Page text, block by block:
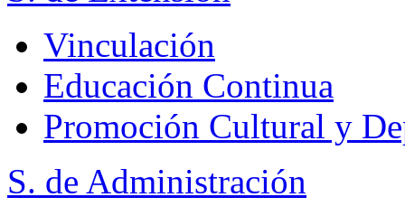
Vinculación
Educación Continua
Promoción Cultural y
S. de Administración